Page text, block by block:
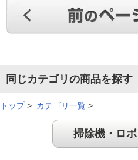
した。掃除機をかけると綺麗に
使用時間も表示
エコモ－ドだと音も静かで使い
同じカテゴリの商品を探す
トップ> カテゴリ一覧 >
掃除機・ロ